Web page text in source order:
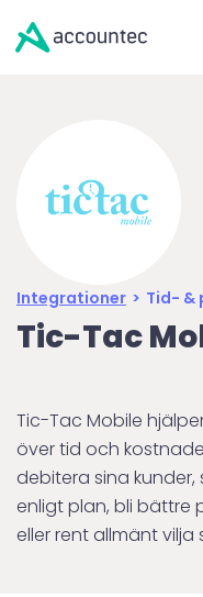
Integrationer > Tid- &
Tic-Tac
Tic-Tac Mobile
över tid och
debitera sina kunder,
enligt plan, bli
eller rent allmänt